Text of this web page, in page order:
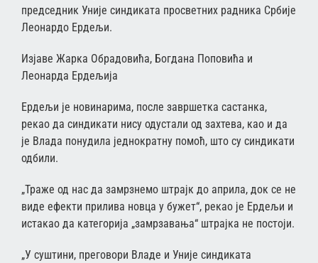
председник Уније синдиката просветних радника Србије
Леонардо Ердељи.
Изјаве Жарка Обрадовића, Богдана Поповића и
Леонарда Ердељија
Ердељи је новинарима, после завршетка састанка,
рекао да синдикати нису одустали од захтева, као и да
је Влада понудила једнократну помоћ, што су синдикати
одбили.
„Траже од нас да замрзнемо штрајк до априла, док се не
виде ефекти прилива новца у бужет“, рекао је Ердељи и
истакао да категорија „замрзавања“ штрајка не постоји.
„У суштини, преговори Владе и Уније синдиката